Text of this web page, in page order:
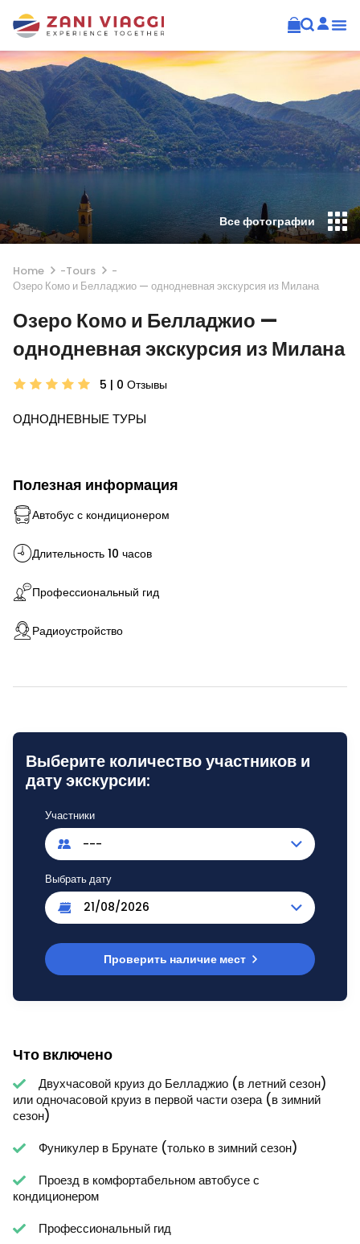
Home -Tours
-
Озеро Комо и Белладжио — однодневная экскурсия из Милана
Озеро Комо и Белладжио —
однодневная экскурсия из Милана
5 | 0 Отзывы
ОДНОДНЕВНЫЕ ТУРЫ
Все фотографии
Полезная информация
Автобус с кондиционером
Длительность 10 часов
Профессиональный гид
Радиоустройство
Выберите количество участников и
дату экскурсии:
Участники
---
Выбрать дату
Проверить наличие мест
Что включено
Двухчасовой круиз до Белладжио (в летний сезон)
или одночасовой круиз в первой части озера (в зимний
сезон)
Фуникулер в Брунате (только в зимний сезон)
Проезд в комфортабельном автобусе с
кондиционером
Профессиональный гид